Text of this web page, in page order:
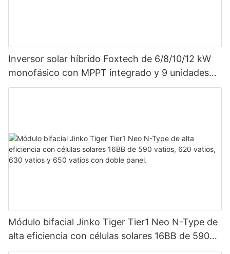
Inversor solar híbrido Foxtech de 6/8/10/12 kW
monofásico con MPPT integrado y 9 unidades
en paralelo para sistema fotovoltaico.
Módulo bifacial Jinko Tiger Tier1 Neo N-Type de
alta eficiencia con células solares 16BB de 590
vatios, 620 vatios, 630 vatios y 650 vatios con